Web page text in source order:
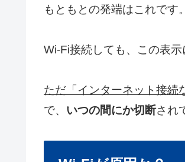
もともとの発端はこれです。
Wi-Fi接続しても、この表示
ただ「インターネット接続
で、 いつの間にか切断され